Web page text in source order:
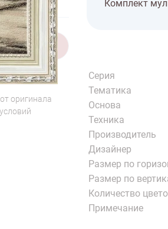
оригинала
Комплект
Серия
Тематика
Основа
Техника
Производитель
Дизайнер
Размер по
Размер по
Количество
Примечание